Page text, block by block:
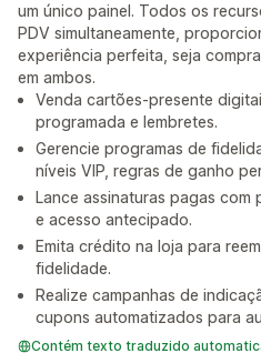
um único painel. Todos os
PDV simultaneamente,
experiência perfeita, seja
em ambos.
Venda cartões-presente
programada e lembretes.
Gerencie programas de
níveis VIP, regras de ganho
Lance assinaturas pagas
e acesso antecipado.
Emita crédito na loja para
fidelidade.
Realize campanhas de
cupons automatizados para
Contém texto traduzido